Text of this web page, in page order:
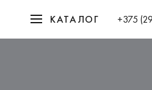
КАТАЛОГ +375